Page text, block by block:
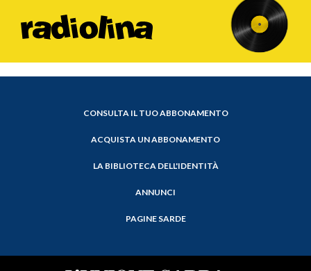
CONSULTA IL TUO ABBONAMENTO
ACQUISTA UN ABBONAMENTO
LA BIBLIOTECA DELL'IDENTITÀ
ANNUNCI
PAGINE SARDE